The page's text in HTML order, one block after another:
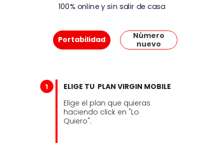
Portabilidad
Número
nuevo
Elige el plan que quieras
haciendo click en "Lo
Quiero".
ELIGE TU PLAN VIRGIN MOBILE
100% online y sin salir de casa